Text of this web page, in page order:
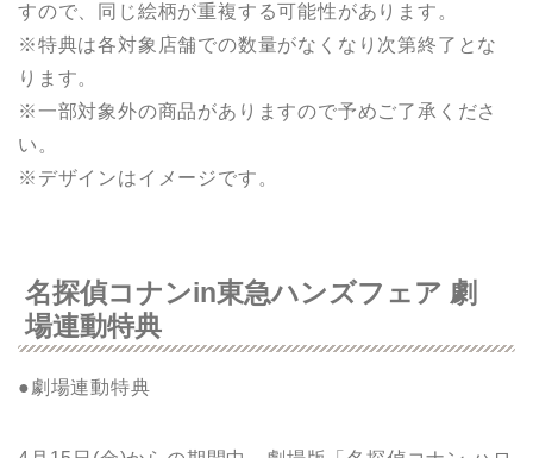
すので、同じ絵柄が重複する可能性があります。
※特典は各対象店舗での数量がなくなり次第終了とな
ります。
※一部対象外の商品がありますので予めご了承くださ
い。
※デザインはイメージです。
名探偵コナンin東急ハンズフェア 劇
場連動特典
●劇場連動特典